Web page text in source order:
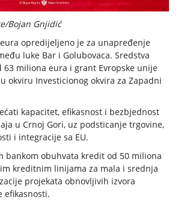
Bojan Gnjidić
opredijeljeno je za unapređenje
luke Bar i Golubovaca. Sredstva
miliona eura i grant Evropske unije
okviru Investicionog okvira za Zapadni
kapacitet, efikasnost i bezbjednost
u Crnoj Gori, uz podsticanje trgovine,
i integracije sa EU.
bankom obuhvata kredit od 50 miliona
kreditnim linijama za mala i srednja
projekata obnovljivih izvora
efikasnosti.